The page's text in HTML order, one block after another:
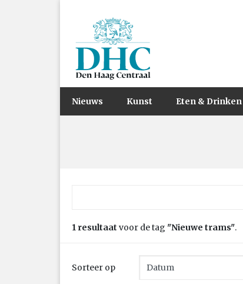
Nieuws Kunst Eten & Drinken
1 resultaat voor de tag "Nieuwe trams".
Sorteer op